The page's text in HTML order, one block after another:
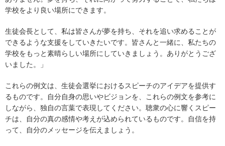
学校をより良い場所にできます。
生徒会長として、私は皆さんが夢を持ち、それを追い求めることが
できるような支援をしていきたいです。皆さんと一緒に、私たちの
学校をもっと素晴らしい場所にしていきましょう。ありがとうござ
いました。」
これらの例文は、生徒会選挙におけるスピーチのアイデアを提供す
るものです。自分自身の思いやビジョンを、これらの例文を参考に
しながら、独自の言葉で表現してください。聴衆の心に響くスピー
チは、自分の真の感情や考えが込められているものです。自信を持
って、自分のメッセージを伝えましょう。